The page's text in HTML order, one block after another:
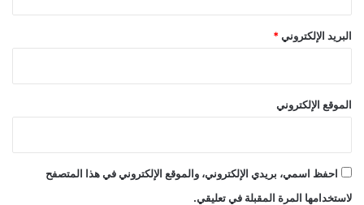
البريد الإلكتروني *
الموقع الإلكتروني
احفظ اسمي، بريدي الإلكتروني، والموقع الإلكتروني في هذا المتصفح
لاستخدامها المرة المقبلة في تعليقي.